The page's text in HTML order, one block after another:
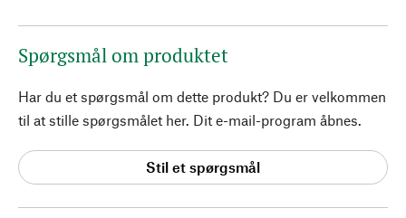
Spørgsmål om produktet
Har du et spørgsmål om dette produkt? Du er velkommen
til at stille spørgsmålet her. Dit e-mail-program åbnes.
Stil et spørgsmål